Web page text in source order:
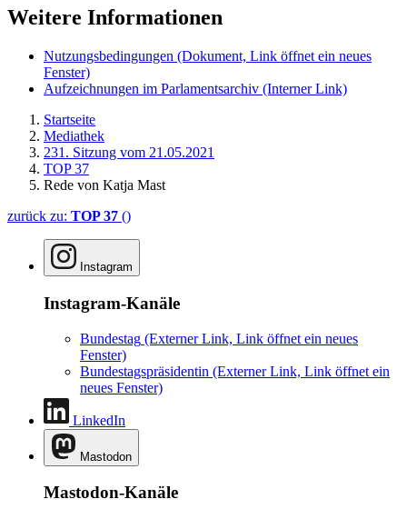
Weitere Informationen
Nutzungsbedingungen (Dokument, Link öffnet ein neues
Fenster)
Aufzeichnungen im Parlamentsarchiv (Interner Link)
Startseite
Mediathek
231. Sitzung vom 21.05.2021
TOP 37
Rede von Katja Mast
zurück zu: TOP 37 ()
Instagram
Instagram-Kanäle
Bundestag (Externer Link, Link öffnet ein neues
Fenster)
Bundestagspräsidentin (Externer Link, Link öffnet ein
neues Fenster)
LinkedIn
Mastodon
Mastodon-Kanäle